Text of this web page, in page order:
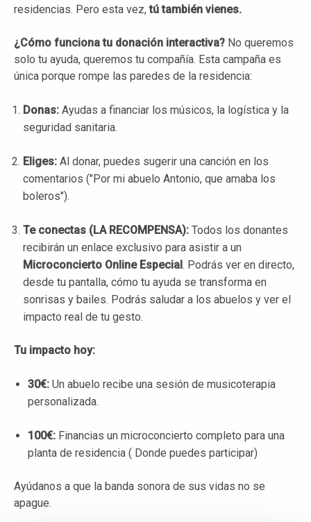
residencias. Pero esta vez,tú también vienes.
¿Cómo funciona tu donación interactiva? No queremos
solo tu ayuda, queremos tu compañía. Esta campaña es
única porque rompe las paredes de la residencia:
Donas:Ayudas a financiar los músicos, la logística y la
seguridad sanitaria.
Eliges:Al donar, puedes sugerir una canción en los
comentarios ("Por mi abuelo Antonio, que amaba los
boleros").
Te conectas (LA RECOMPENSA):Todos los donantes
recibirán un enlace exclusivo para asistir a un
Microconcierto Online Especial. Podrás ver en directo,
desde tu pantalla, cómo tu ayuda se transforma en
sonrisas y bailes. Podrás saludar a los abuelos y ver el
impacto real de tu gesto.
Tu impacto hoy:
30€: Un abuelo recibe una sesión de musicoterapia
personalizada.
100€: Financias un microconcierto completo para una
planta de residencia ( Donde puedes participar)
Ayúdanos a que la banda sonora de sus vidas no se
apague.